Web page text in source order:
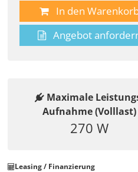
In den
Angebot
Maximale
Aufnahme (Volllast)
270 W
Leasing / Finanzierung